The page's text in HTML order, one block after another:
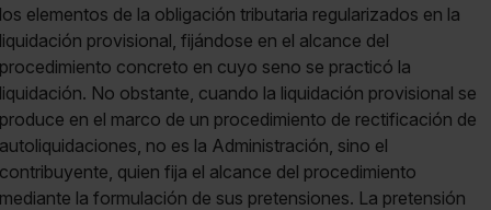
los elementos de la obligación tributaria regularizados en la
liquidación provisional, fijándose en el alcance del
procedimiento concreto en cuyo seno se practicó la
liquidación. No obstante, cuando la liquidación provisional se
produce en el marco de un procedimiento de rectificación de
autoliquidaciones, no es la Administración, sino el
contribuyente, quien fija el alcance del procedimiento
mediante la formulación de sus pretensiones. La pretensión